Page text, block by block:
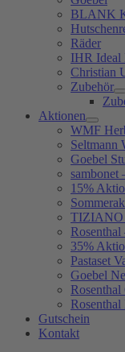
BLANK
Räder
IHR Ideal
Christian
Zubehör
Aktionen
WMF
Seltmann
Goebel
sambonet
15%
TIZIANO
35%
Pastaset
Goebel
Gutschein
Kontakt